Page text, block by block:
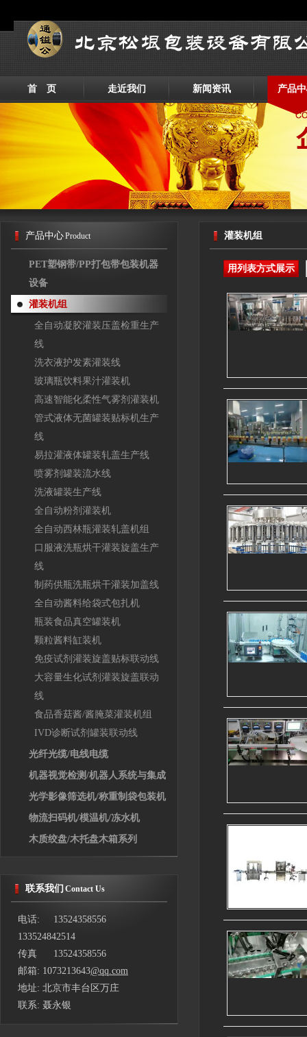
首 页 走近我们 新闻资讯 产品
产品中心Product
PET塑钢带/PP打包带包装机器
设备
灌装机组
全自动凝胶灌装压盖检重生产
线
洗衣液护发素灌装线
玻璃瓶饮料果汁灌装机
高速智能化柔性气雾剂灌装机
管式液体无菌罐装贴标机生产
线
易拉灌液体罐装轧盖生产线
喷雾剂罐装流水线
洗液罐装生产线
全自动粉剂灌装机
全自动西林瓶灌装轧盖机组
口服液洗瓶烘干灌装旋盖生产
线
制药供瓶洗瓶烘干灌装加盖线
全自动酱料给袋式包扎机
瓶装食品真空罐装机
颗粒酱料缸装机
免疫试剂灌装旋盖贴标联动线
大容量生化试剂灌装旋盖联动
线
食品香菇酱/酱腌菜灌装机组
IVD诊断试剂罐装联动线
光纤光缆/电线电缆
机器视觉检测/机器人系统与集成
光学影像筛选机/称重制袋包装机
物流扫码机/模温机/冻水机
木质绞盘/木托盘木箱系列
联系我们 Contact Us
电话: 13524358556
133524842514
传真 13524358556
邮箱: 1073213643@qq.com
地址: 北京市丰台区万庄
联系: 聂永银
灌装机组
用列表方式展示